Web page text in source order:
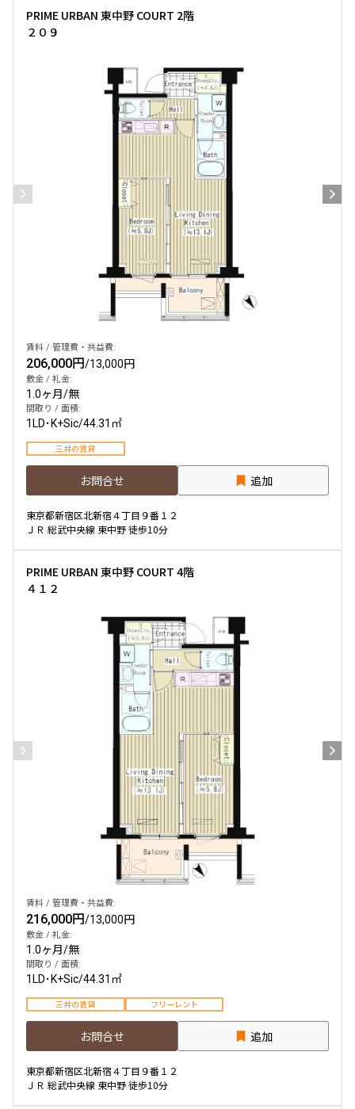
建物施設やお部屋の設備、方位、階数などの絞り込みが
できます
設定する
検索対象お部屋数
258
お部屋を再検索
PRIME URBAN 東中野 COURT 2階
２０９
賃料 / 管理費・共益費:
206,000円/13,000円
敷金 / 礼金:
1.0ヶ月/無
間取り / 面積:
1LD･K+Sic/44.31㎡
三井の賃貸
お問合せ 追加
東京都新宿区北新宿４丁目９番１２
ＪＲ 総武中央線 東中野 徒歩10分
PRIME URBAN 東中野 COURT 4階
４１２
賃料 / 管理費・共益費:
216,000円/13,000円
敷金 / 礼金:
1.0ヶ月/無
間取り / 面積:
1LD･K+Sic/44.31㎡
三井の賃貸 フリーレント
お問合せ 追加
東京都新宿区北新宿４丁目９番１２
ＪＲ 総武中央線 東中野 徒歩10分